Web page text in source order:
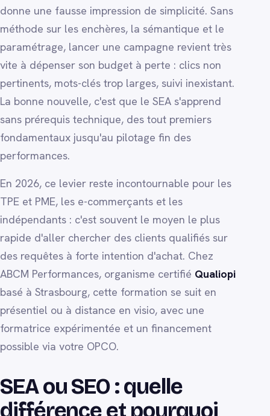
donne une fausse impression de simplicité. Sans
méthode sur les enchères, la sémantique et le
paramétrage, lancer une campagne revient très
vite à dépenser son budget à perte : clics non
pertinents, mots-clés trop larges, suivi inexistant.
La bonne nouvelle, c'est que le SEA s'apprend
sans prérequis technique, des tout premiers
fondamentaux jusqu'au pilotage fin des
performances.
En 2026, ce levier reste incontournable pour les
TPE et PME, les e-commerçants et les
indépendants : c'est souvent le moyen le plus
rapide d'aller chercher des clients qualifiés sur
des requêtes à forte intention d'achat. Chez
ABCM Performances, organisme certifié Qualiopi
basé à Strasbourg, cette formation se suit en
présentiel ou à distance en visio, avec une
formatrice expérimentée et un financement
possible via votre OPCO.
SEA ou SEO : quelle
différence et pourquoi